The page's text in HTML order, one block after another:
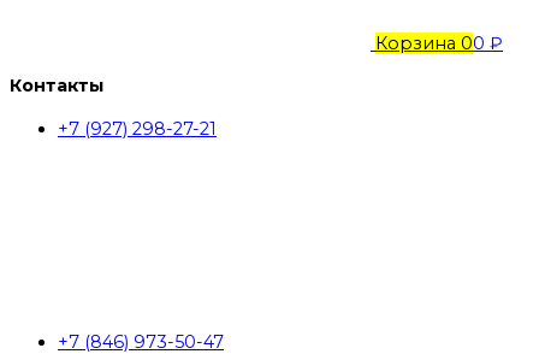
Корзина 00 ₽
Контакты
+7 (927) 298-27-21
+7 (846) 973-50-47